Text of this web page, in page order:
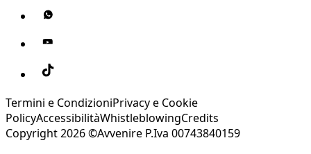
Termini e CondizioniPrivacy e Cookie
PolicyAccessibilitàWhistleblowingCredits
Copyright 2026 ©Avvenire P.Iva 00743840159